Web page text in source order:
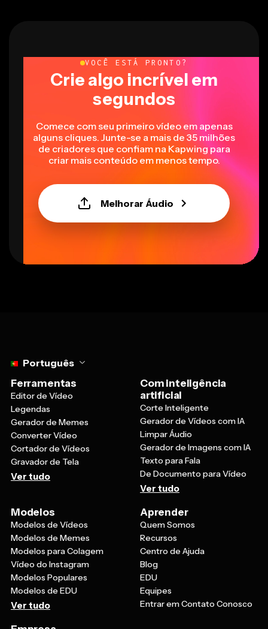
VOCÊ ESTÁ PRONTO?
Crie algo incrível em
segundos
Comece com seu primeiro vídeo em apenas
alguns cliques. Junte-se a mais de 35 milhões
de criadores que confiam na Kapwing para
criar mais conteúdo em menos tempo.
Melhorar Áudio
Português
Ferramentas
Editor de Vídeo
Legendas
Gerador de Memes
Converter Vídeo
Cortador de Vídeos
Gravador de Tela
Ver tudo
Com inteligência
artificial
Corte Inteligente
Gerador de Vídeos com IA
Limpar Áudio
Gerador de Imagens com IA
Texto para Fala
De Documento para Vídeo
Ver tudo
Modelos
Modelos de Vídeos
Modelos de Memes
Modelos para Colagem
Vídeo do Instagram
Modelos Populares
Modelos de EDU
Ver tudo
Aprender
Quem Somos
Recursos
Centro de Ajuda
Blog
EDU
Equipes
Entrar em Contato Conosco